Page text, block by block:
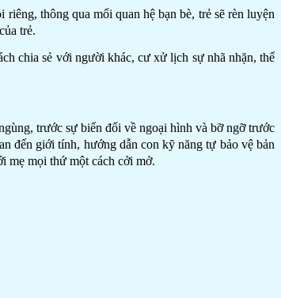
thông qua mối quan hệ bạn bè, trẻ sẽ rèn luyện
trẻ.
chia sẻ với người khác, cư xử lịch sự nhã nhặn, thể
trước sự biến đổi về ngoại hình và bỡ ngỡ trước
đến giới tính, hướng dẫn con kỹ năng tự bảo vệ bản
mẹ mọi thứ một cách cởi mở.